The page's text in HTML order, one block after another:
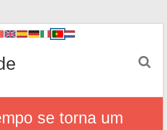
se torna um